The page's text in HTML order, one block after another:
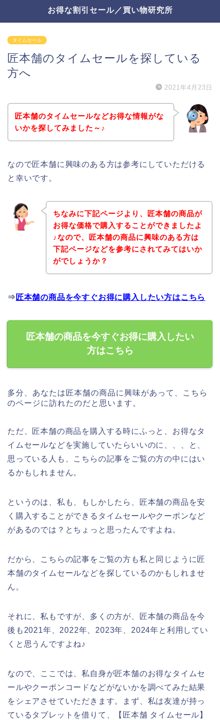
お得な割引セール／買い物研究所
タイムセール
匠本舗のタイムセールを探している
方へ
2021年4月23日
匠本舗のタイムセールなどお得な情報がな
いかを探してみました～♪
なので匠本舗に興味のある方は参考にしていただける
と幸いです。
ちなみに下記ページより、匠本舗の商品が
お得な価格で購入することができましたよ
♪なので、匠本舗の商品に興味のある方は
下記ページなどを参考にされてみてはいか
がでしょうか？
⇒ 匠本舗の商品を今すぐお得に購入したい方はこちら
匠本舗の商品を今すぐお得に購入したい
方はこちら
多分、あなたは匠本舗の商品に興味があって、こちら
のページに訪れたのだと思います。
ただ、匠本舗の商品を購入する時にふっと、お得なタ
イムセールなどを実施していたらいいのに、、、と、
思っている人も、こちらの記事をご覧の方の中にはい
るかもしれません。
というのは、私も、もしかしたら、匠本舗の商品を安
く購入することができるタイムセールやクーポンなど
があるのでは？とちょっと思ったんですよね。
だから、こちらの記事をご覧の方も私と同じように匠
本舗のタイムセールなどを探しているのかもしれませ
ん。
それに、私もですが、多くの方が、匠本舗の商品を今
後も2021年、2022年、2023年、2024年と利用してい
くと思うんですよね♪
なので、ここでは、私自身が匠本舗のお得なタイムセ
ールやクーポンコードなどがないかを調べてみた結果
をシェアさせていただきます。まず、私は友達が持っ
ているタブレットを借りて、【匠本舗 タイムセール】